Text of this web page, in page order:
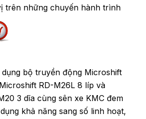
trên những chuyến hành trình
bộ truyền động Microshift
RD-M26L 8 líp và
3 dĩa cùng sên xe KMC đem
khả năng sang số linh hoạt,